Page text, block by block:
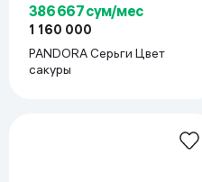
386 667 сум/мес
1 160 000
PANDORA Серьги Цвет
сакуры